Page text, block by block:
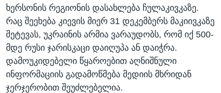
ხერსონის რეგიონის დასახლება ჩულაკივკაზე.
რაც შეეხება კიევის მიერ 31 დეკემბერს მაკიივკაზე
შეტევას, უკრაინის არმია ვარაუდობს, რომ იქ 500-
მდე რუსი ჯარისკაცი დაიღუპა ან დაიჭრა.
დამოუკიდებელი წყაროებით აღნიშნული
ინფორმაციის გადამოწმება მედიის მხრიდან
ჯერჯერობით შეუძლებელია.